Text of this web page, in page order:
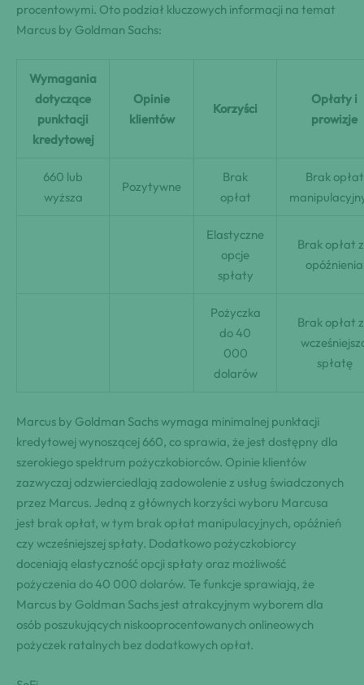
procentowymi. Oto podział kluczowych informacji na temat
Marcus by Goldman Sachs:
Wymagania
dotyczące
punktacji
kredytowej
Opinie
klientów
Korzyści
Opłaty i
prowizje
660 lub
wyższa
Pozytywne
Brak
opłat
Brak opłat
Elastyczne
opcje
spłaty
Brak opłat
opóźnienia
Pożyczka
do 40
000
dolarów
Brak opłat
spłatę
Marcus by Goldman Sachs wymaga minimalnej punktacji
kredytowej wynoszącej 660, co sprawia, że jest dostępny dla
szerokiego spektrum pożyczkobiorców. Opinie klientów
zazwyczaj odzwierciedlają zadowolenie z usług świadczonych
przez Marcus. Jedną z głównych korzyści wyboru Marcusa
jest brak opłat, w tym brak opłat manipulacyjnych, opóźnień
czy wcześniejszej spłaty. Dodatkowo pożyczkobiorcy
doceniają elastyczność opcji spłaty oraz możliwość
pożyczenia do 40 000 dolarów. Te funkcje sprawiają, że
Marcus by Goldman Sachs jest atrakcyjnym wyborem dla
osób poszukujących niskooprocentowanych onlineowych
pożyczek ratalnych bez dodatkowych opłat.